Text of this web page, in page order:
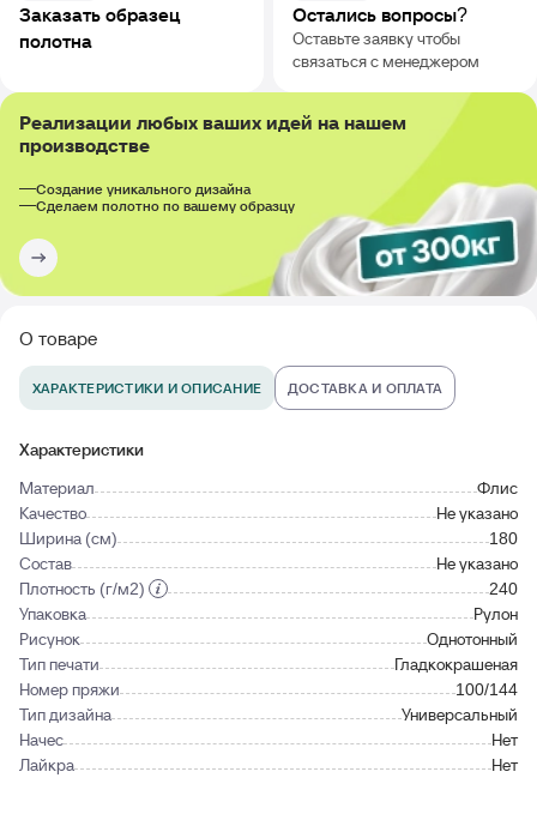
Заказать образец
полотна
Остались вопросы?
Оставьте заявку чтобы
связаться с менеджером
Реализации любых ваших идей на нашем
производстве
Создание уникального дизайна
Сделаем полотно по вашему образцу
О товаре
ХАРАКТЕРИСТИКИ И ОПИСАНИЕ ДОСТАВКА И ОПЛАТА
Характеристики
Материал
Флис
Качество
Не указано
Ширина (см)
180
Состав
Не указано
Плотность (г/м2)
240
Упаковка
Рулон
Рисунок
Однотонный
Тип печати
Гладкокрашеная
Номер пряжи
100/144
Тип дизайна
Универсальный
Начес
Нет
Лайкра
Нет